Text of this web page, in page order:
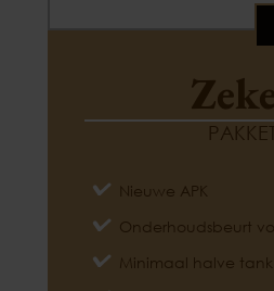
Nieuwe APK
Onderhoudsbeurt
Minimaal halve